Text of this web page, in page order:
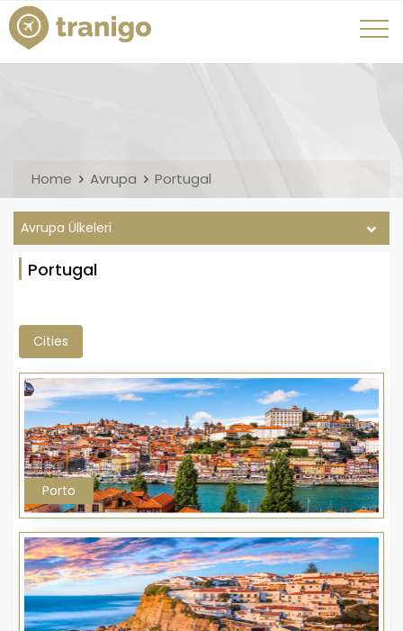
Home Avrupa Portugal
Avrupa Ülkeleri
Portugal
Cities
Porto